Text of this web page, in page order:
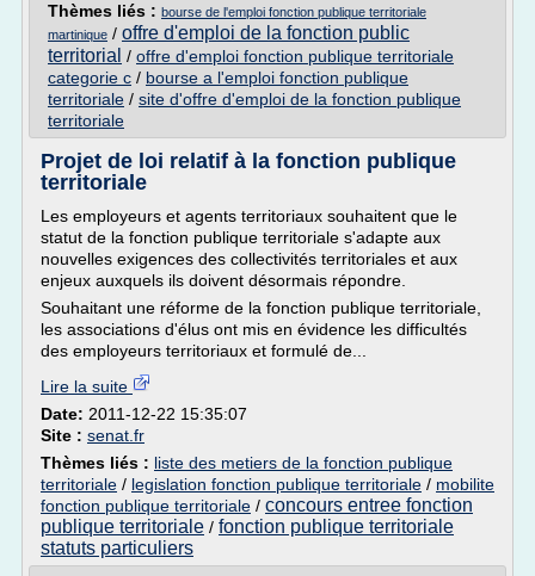
Thèmes liés : bourse de l'emploi fonction publique territoriale
martinique / offre d'emploi de la fonction public
territorial / offre d'emploi fonction publique territoriale
categorie c / bourse a l'emploi fonction publique
territoriale / site d'offre d'emploi de la fonction publique
territoriale
Projet de loi relatif à la fonction publique
territoriale
Les employeurs et agents territoriaux souhaitent que le
statut de la fonction publique territoriale s'adapte aux
nouvelles exigences des collectivités territoriales et aux
enjeux auxquels ils doivent désormais répondre.
Souhaitant une réforme de la fonction publique territoriale,
les associations d'élus ont mis en évidence les difficultés
des employeurs territoriaux et formulé de...
Lire la suite
Date: 2011-12-22 15:35:07
Site : senat.fr
Thèmes liés : liste des metiers de la fonction publique
territoriale / legislation fonction publique territoriale / mobilite
fonction publique territoriale / concours entree fonction
publique territoriale / fonction publique territoriale
statuts particuliers